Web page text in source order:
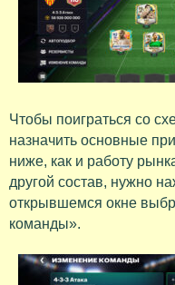
Чтобы поиграться со
назначить основные
ниже, как и работу
другой состав, нужно
открывшемся окне
команды».